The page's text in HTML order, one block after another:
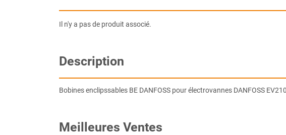
Il n'y a pas de produit associé.
Description
Bobines enclipssables BE DANFOSS pour électrovannes DANFOSS
Meilleures Ventes